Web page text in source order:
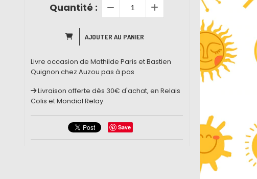
Quantité :
AJOUTER AU PANIER
Livre occasion de Mathilde Paris et Bastien
Quignon chez Auzou pas à pas
Livraison offerte dès 30€ d'achat, en Relais
Colis et Mondial Relay
Save